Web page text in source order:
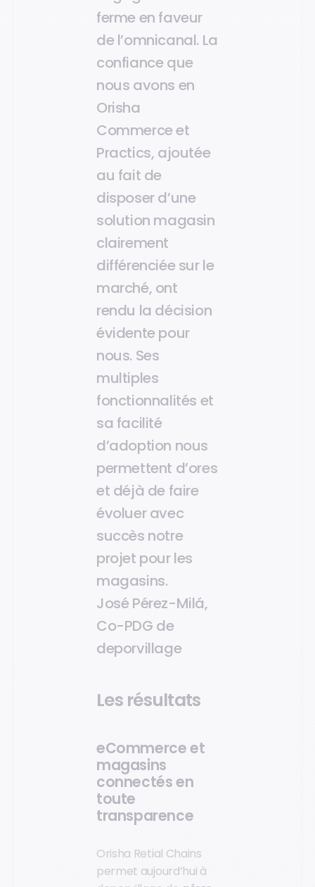
ferme en faveur
de l’omnicanal. La
confiance que
nous avons en
Orisha
Commerce et
Practics, ajoutée
au fait de
disposer d’une
solution magasin
clairement
différenciée sur le
marché, ont
rendu la décision
évidente pour
nous. Ses
multiples
fonctionnalités et
sa facilité
d’adoption nous
permettent d’ores
et déjà de faire
évoluer avec
succès notre
projet pour les
magasins.
José Pérez-Milá,
Co-PDG de
deporvillage
Les résultats
eCommerce et
magasins
connectés en
toute
transparence
Orisha Retial Chains
permet aujourd’hui à